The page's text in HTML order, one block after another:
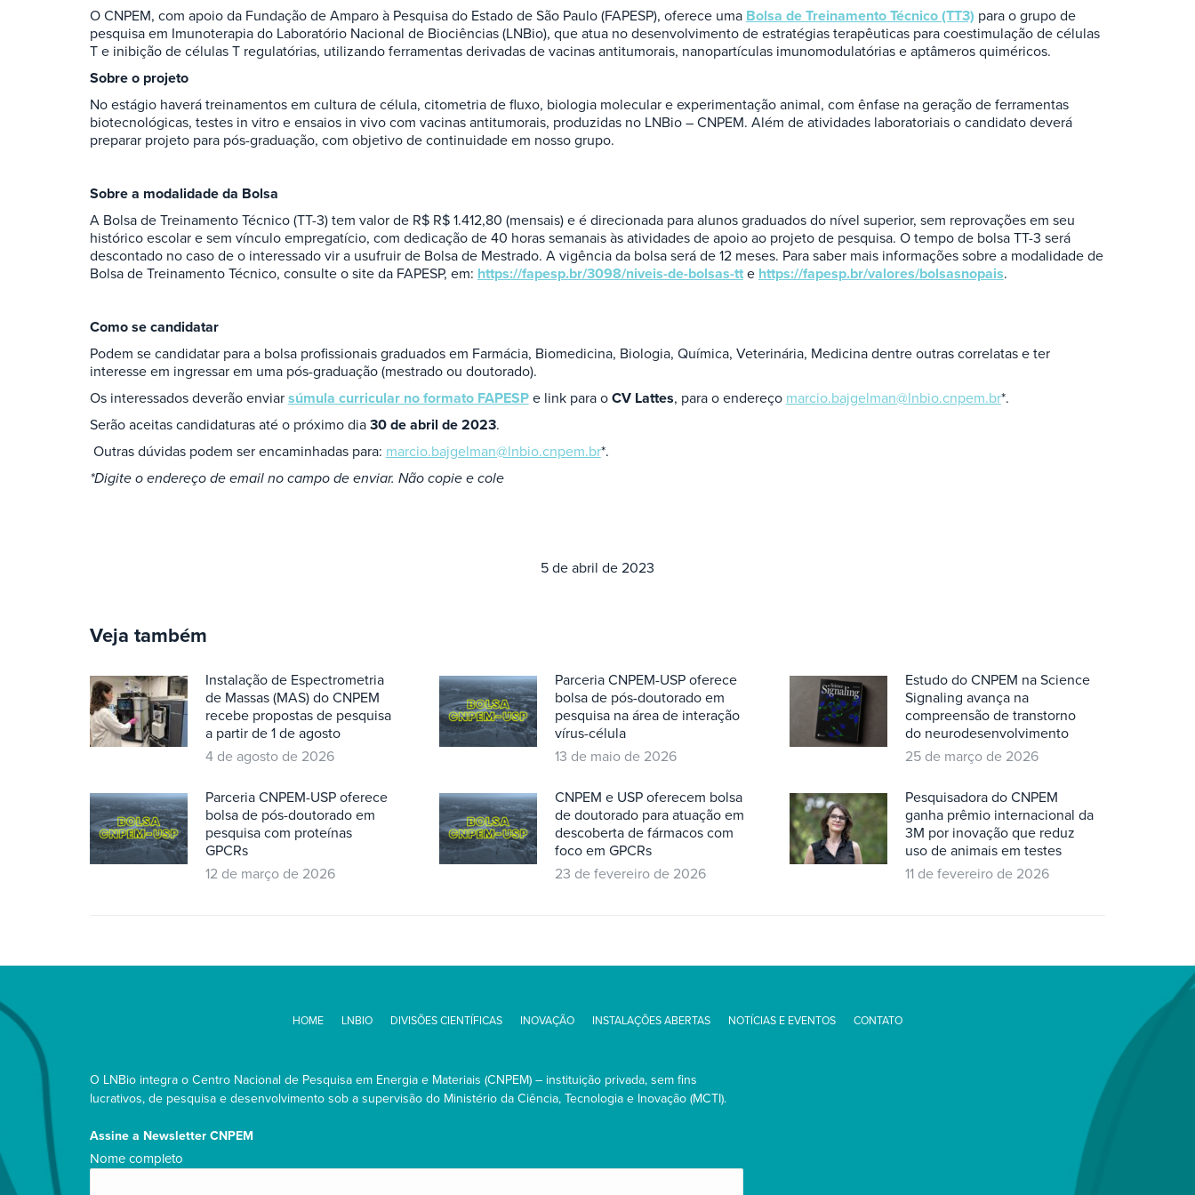
O CNPEM, com apoio da Fundação de Amparo à Pesquisa do Estado de São Paulo (FAPESP), oferece uma Bolsa de Treinamento Técnico (TT3) para o grupo de
pesquisa em Imunoterapia do Laboratório Nacional de Biociências (LNBio), que atua no desenvolvimento de estratégias terapêuticas para coestimulação de células
T e inibição de células T regulatórias, utilizando ferramentas derivadas de vacinas antitumorais, nanopartículas imunomodulatórias e aptâmeros quiméricos.
Sobre o projeto
No estágio haverá treinamentos em cultura de célula, citometria de fluxo, biologia molecular e experimentação animal, com ênfase na geração de ferramentas
biotecnológicas, testes in vitro e ensaios in vivo com vacinas antitumorais, produzidas no LNBio – CNPEM. Além de atividades laboratoriais o candidato deverá
preparar projeto para pós-graduação, com objetivo de continuidade em nosso grupo.
Sobre a modalidade da Bolsa
A Bolsa de Treinamento Técnico (TT-3) tem valor de R$ R$ 1.412,80 (mensais) e é direcionada para alunos graduados do nível superior, sem reprovações em seu
histórico escolar e sem vínculo empregatício, com dedicação de 40 horas semanais às atividades de apoio ao projeto de pesquisa. O tempo de bolsa TT-3 será
descontado no caso de o interessado vir a usufruir de Bolsa de Mestrado. A vigência da bolsa será de 12 meses. Para saber mais informações sobre a modalidade de
Bolsa de Treinamento Técnico, consulte o site da FAPESP, em: https://fapesp.br/3098/niveis-de-bolsas-tte https://fapesp.br/valores/bolsasnopais.
Como se candidatar
Podem se candidatar para a bolsa profissionais graduados em Farmácia, Biomedicina, Biologia, Química, Veterinária, Medicina dentre outras correlatas e ter
interesse em ingressar em uma pós-graduação (mestrado ou doutorado).
Os interessados deverão enviarsúmula curricular no formato FAPESPe link para oCV Lattes, para o endereço marcio.bajgelman@lnbio.cnpem.br*.
Serão aceitas candidaturas até o próximo dia30 de abril de 2023.
Outras dúvidas podem ser encaminhadas para: marcio.bajgelman@lnbio.cnpem.br*.
*Digite o endereço de email no campo de enviar. Não copie e cole
5 de abril de 2023
Veja também
Instalação de Espectrometria
de Massas (MAS) do CNPEM
recebe propostas de pesquisa
a partir de 1 de agosto
4 de agosto de 2026
Parceria CNPEM-USP oferece
bolsa de pós-doutorado em
pesquisa na área de interação
vírus-célula
13 de maio de 2026
Estudo do CNPEM na Science
Signaling avança na
compreensão de transtorno
do neurodesenvolvimento
25 de março de 2026
Parceria CNPEM-USP oferece
bolsa de pós-doutorado em
pesquisa com proteínas
GPCRs
12 de março de 2026
CNPEM e USP oferecem bolsa
de doutorado para atuação em
descoberta de fármacos com
foco em GPCRs
23 de fevereiro de 2026
Pesquisadora do CNPEM
ganha prêmio internacional da
3M por inovação que reduz
uso de animais em testes
11 de fevereiro de 2026
HOME LNBIO DIVISÕES CIENTÍFICAS INOVAÇÃO INSTALAÇÕES ABERTAS NOTÍCIAS E EVENTOS CONTATO
O LNBio integra o Centro Nacional de Pesquisa em Energia e Materiais (CNPEM) – instituição privada, sem fins
lucrativos, de pesquisa e desenvolvimento sob a supervisão do Ministério da Ciência, Tecnologia e Inovação (MCTI).
Assine a Newsletter CNPEM
Nome
completo/Full
Nome completo